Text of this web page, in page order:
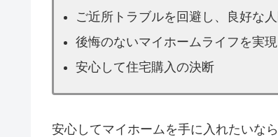
ご近所トラブルを回避し、良好な
後悔のないマイホームライフを実現
安心して住宅購入の決断
安心してマイホームを手に入れたいな